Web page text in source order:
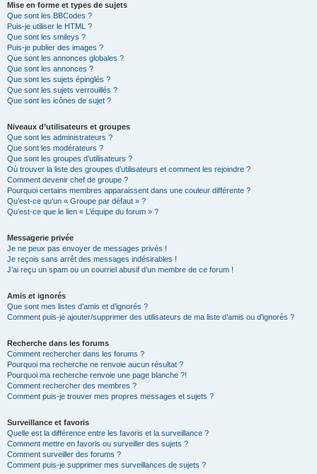
Mise en forme et types de sujets
Que sont les BBCodes ?
Puis-je utiliser le HTML ?
Que sont les smileys ?
Puis-je publier des images ?
Que sont les annonces globales ?
Que sont les annonces ?
Que sont les sujets épinglés ?
Que sont les sujets verrouillés ?
Que sont les icônes de sujet ?
Niveaux d’utilisateurs et groupes
Que sont les administrateurs ?
Que sont les modérateurs ?
Que sont les groupes d’utilisateurs ?
Où trouver la liste des groupes d’utilisateurs et comment les rejoindre ?
Comment devenir chef de groupe ?
Pourquoi certains membres apparaissent dans une couleur différente ?
Qu’est-ce qu’un « Groupe par défaut » ?
Qu’est-ce que le lien « L’équipe du forum » ?
Messagerie privée
Je ne peux pas envoyer de messages privés !
Je reçois sans arrêt des messages indésirables !
J’ai reçu un spam ou un courriel abusif d’un membre de ce forum !
Amis et ignorés
Que sont mes listes d’amis et d’ignorés ?
Comment puis-je ajouter/supprimer des utilisateurs de ma liste d’amis ou d’ignorés ?
Recherche dans les forums
Comment rechercher dans les forums ?
Pourquoi ma recherche ne renvoie aucun résultat ?
Pourquoi ma recherche renvoie une page blanche ?!
Comment rechercher des membres ?
Comment puis-je trouver mes propres messages et sujets ?
Surveillance et favoris
Quelle est la différence entre les favoris et la surveillance ?
Comment mettre en favoris ou surveiller des sujets ?
Comment surveiller des forums ?
Comment puis-je supprimer mes surveillances de sujets ?